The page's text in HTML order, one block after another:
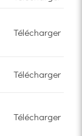
Télécharger
Télécharger
Télécharger